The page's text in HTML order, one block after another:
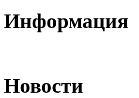
Информация
Новости